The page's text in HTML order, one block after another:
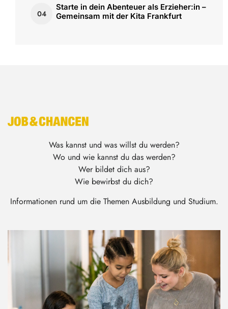
04
Starte in dein Abenteuer als Erzieher:in –
Gemeinsam mit der Kita Frankfurt
Was kannst und was willst du werden?
Wo und wie kannst du das werden?
Wer bildet dich aus?
Wie bewirbst du dich?
Informationen rund um die Themen Ausbildung und Studium.